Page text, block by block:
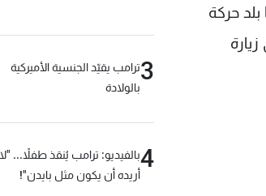
بلد حركة
3ترامب يقيّد الجنسية الأميركية
بالولادة
4بالفيديو: ترامب يُنقذ طفلاً... "لا
أريده أن يكون مثل بايدن"!